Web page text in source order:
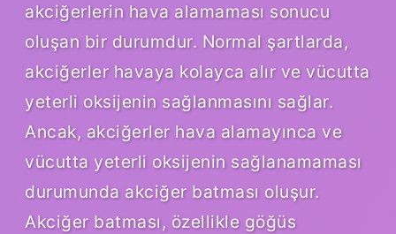
akciğerlerin hava alamaması sonucu
oluşan bir durumdur. Normal şartlarda,
akciğerler havaya kolayca alır ve vücutta
yeterli oksijenin sağlanmasını sağlar.
Ancak, akciğerler hava alamayınca ve
vücutta yeterli oksijenin sağlanamaması
durumunda akciğer batması oluşur.
Akciğer batması, özellikle göğüs